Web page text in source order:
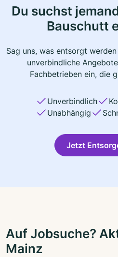
Du suchst
Bauschutt
Sag uns, was entsorgt
unverbindliche
Fachbetrieben ein, die
Unverbindlich
Unabhängig
Jetzt
Auf Jobsuche?
Mainz